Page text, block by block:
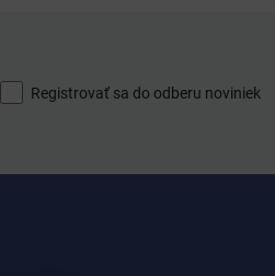
Registrovať sa do odberu noviniek